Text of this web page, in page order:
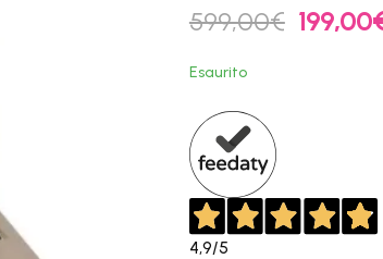
599,00€ Il
prezzo
199,00
Esaurito
4,9/5